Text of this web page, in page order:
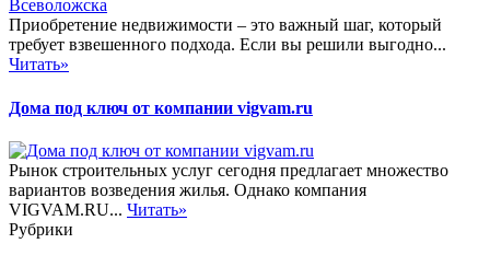
Приобретение недвижимости – это важный шаг, который
требует взвешенного подхода. Если вы решили выгодно...
Читать»
Дома под ключ от компании vigvam.ru
Рынок строительных услуг сегодня предлагает множество
вариантов возведения жилья. Однако компания
VIGVAM.RU... Читать»
Рубрики